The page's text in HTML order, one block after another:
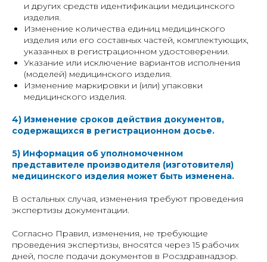
и других средств идентификации медицинского
изделия.
Изменение количества единиц медицинского
изделия или его составных частей, комплектующих,
указанных в регистрационном удостоверении.
Указание или исключение вариантов исполнения
(моделей) медицинского изделия.
Изменение маркировки и (или) упаковки
медицинского изделия.
4) Изменение сроков действия документов,
содержащихся в регистрационном досье.
5) Информация об уполномоченном
представителе производителя (изготовителя)
медицинского изделия может быть изменена.
В остальных случая, изменения требуют проведения
экспертизы документации.
Согласно Правил, изменения, не требующие
проведения экспертизы, вносятся через 15 рабочих
дней, после подачи документов в Росздравнадзор.